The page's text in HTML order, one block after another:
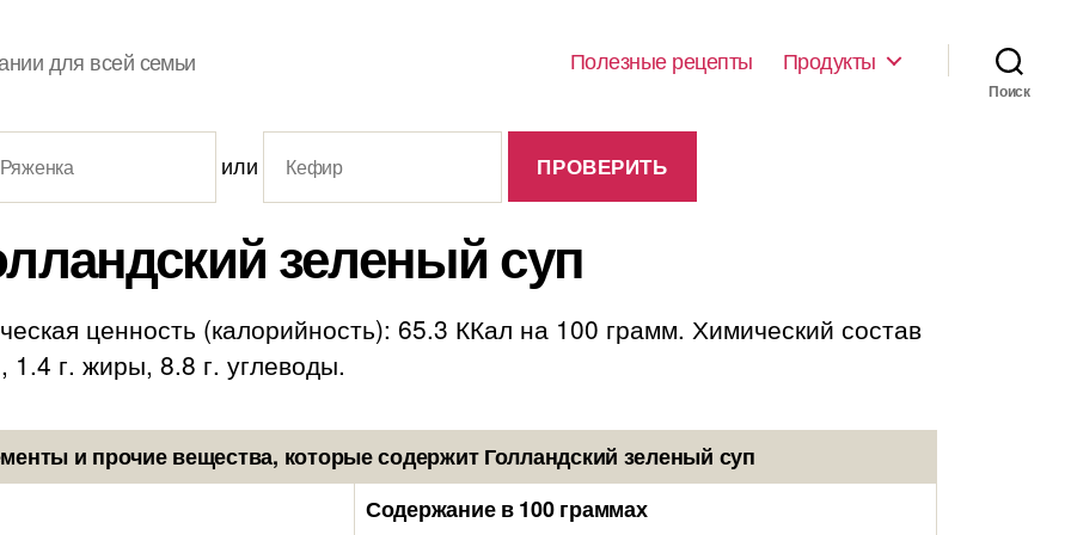
для всей семьи Полезные рецепты Продукты
Поиск
или
зеленый суп
ценность (калорийность): 65.3 ККал на 100 грамм. Химический состав
1.4 г. жиры, 8.8 г. углеводы.
и прочие вещества, которые содержит Голландский зеленый суп
Содержание в 100 граммах